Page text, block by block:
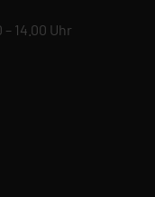
– 14.00 Uhr